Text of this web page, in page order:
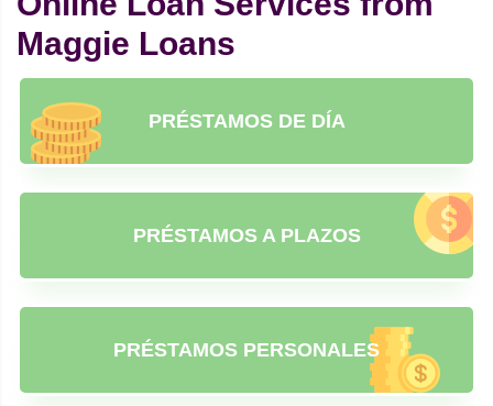
Maggie Loans
PRÉSTAMOS DE DÍA
PRÉSTAMOS A PLAZOS
PRÉSTAMOS PERSONALES